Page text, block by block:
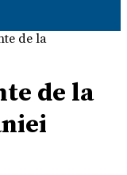
de la
de la